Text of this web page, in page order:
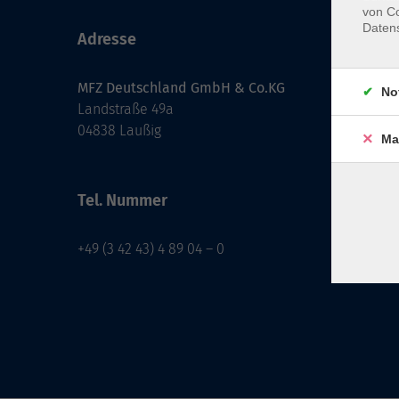
Adresse
MFZ Deutschland GmbH & Co.KG
Landstraße 49a
04838 Laußig
Tel. Nummer
+49 (3 42 43) 4 89 04 – 0
von